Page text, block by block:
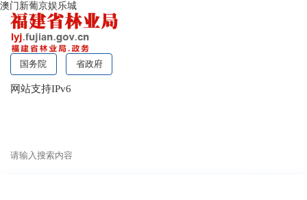
澳门新葡京娱乐城
国务院 省政府
网站支持IPv6